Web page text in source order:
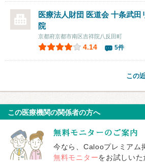
医療法人財団 医道会 十条武
院
京都府京都市南区吉祥院八反田町
4.14 5件
この
この医療機関の関係者の方へ
今なら、Calooプレミアム
無料モニターをお試しいた